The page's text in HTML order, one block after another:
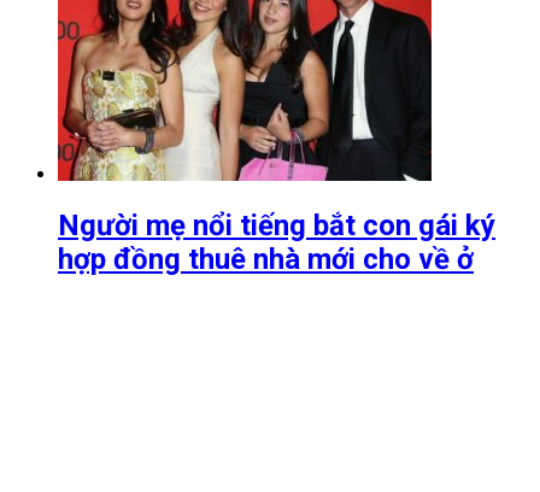
Người mẹ nổi tiếng bắt con gái ký
hợp đồng thuê nhà mới cho về ở